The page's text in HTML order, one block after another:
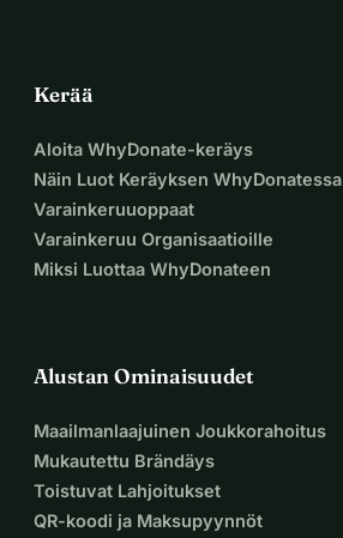
Kerää
Aloita WhyDonate-keräys
Näin Luot Keräyksen WhyDonatessa
Varainkeruuoppaat
Varainkeruu Organisaatioille
Miksi Luottaa WhyDonateen
Alustan Ominaisuudet
Maailmanlaajuinen Joukkorahoitus
Mukautettu Brändäys
Toistuvat Lahjoitukset
QR-koodi ja Maksupyynnöt